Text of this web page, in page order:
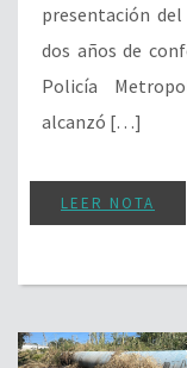
presentación
dos años de
Policía
alcanzó […]
LEER NOTA